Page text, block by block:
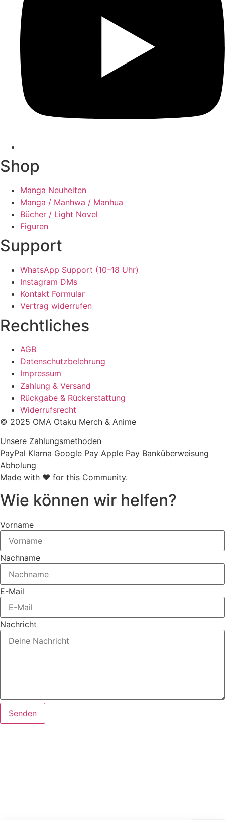
Shop
Manga Neuheiten
Manga / Manhwa / Manhua
Bücher / Light Novel
Figuren
Support
WhatsApp Support (10–18 Uhr)
Instagram DMs
Kontakt Formular
Vertrag widerrufen
Rechtliches
AGB
Datenschutzbelehrung
Impressum
Zahlung & Versand
Rückgabe & Rückerstattung
Widerrufsrecht
© 2025 OMA Otaku Merch & Anime
Unsere Zahlungsmethoden
PayPal Klarna Google Pay Apple Pay Banküberweisung
Abholung
Made with ❤ for this Community.
Wie können wir helfen?
Vorname
Nachname
E-Mail
Nachricht
Senden